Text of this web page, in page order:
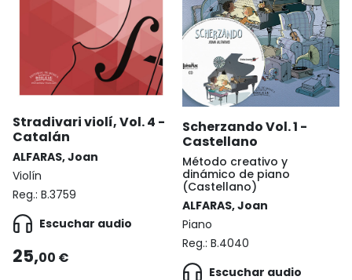
Stradivari violí, Vol. 4 -
Catalán
ALFARAS, Joan
Violín
Reg.: B.3759
Escuchar audio
25,00 €
Scherzando Vol. 1 -
Castellano
Método creativo y
dinámico de piano
(Castellano)
ALFARAS, Joan
Piano
Reg.: B.4040
Escuchar audio